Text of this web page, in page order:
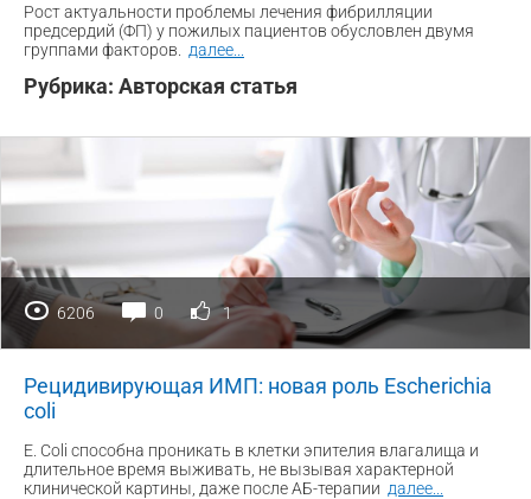
Рост актуальности проблемы лечения фибрилляции
предсердий (ФП) у пожилых пациентов обусловлен двумя
группами факторов.
далее
Рубрика: Авторская статья
6206 0 1
Рецидивирующая ИМП: новая роль Escherichia
coli
E. Coli способна проникать в клетки эпителия влагалища и
длительное время выживать, не вызывая характерной
клинической картины, даже после АБ-терапии далее